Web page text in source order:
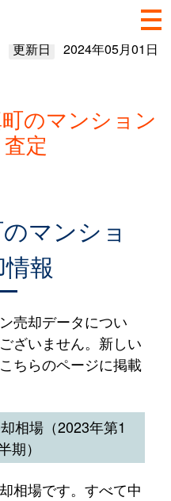
更新日 2024年05月01日
のマンション
定
マンショ
報
売却データについ
ざいません。新しい
ちらのページに掲載
相場（2023年第1
期）
相場です。すべて中